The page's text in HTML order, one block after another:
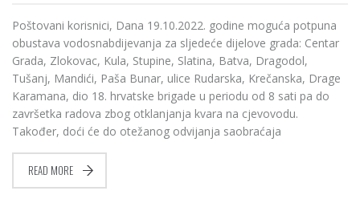
Poštovani korisnici, Dana 19.10.2022. godine moguća potpuna
obustava vodosnabdijevanja za sljedeće dijelove grada: Centar
Grada, Zlokovac, Kula, Stupine, Slatina, Batva, Dragodol,
Tušanj, Mandići, Paša Bunar, ulice Rudarska, Krečanska, Drage
Karamana, dio 18. hrvatske brigade u periodu od 8 sati pa do
završetka radova zbog otklanjanja kvara na cjevovodu.
Također, doći će do otežanog odvijanja saobraćaja
READ MORE